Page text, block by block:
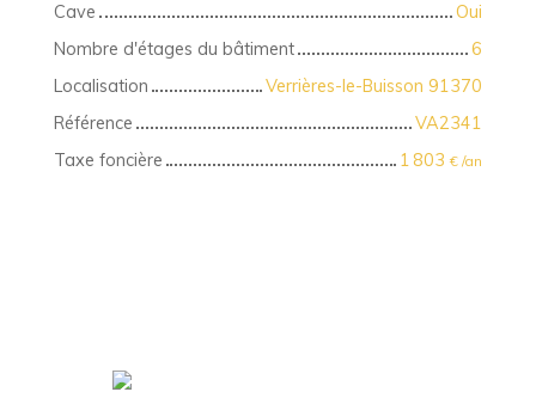
Cave
Oui
Nombre d'étages du bâtiment
6
Localisation
Verrières-le-Buisson 91370
Référence
VA2341
Taxe foncière
1 803€ /an